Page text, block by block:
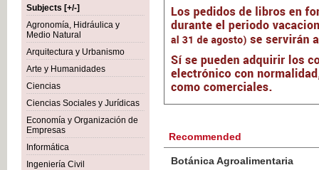
Subjects [+/-]
Agronomía, Hidráulica y
Medio Natural
Arquitectura y Urbanismo
Arte y Humanidades
Ciencias
Ciencias Sociales y Jurídicas
Economía y Organización de
Empresas
Informática
Ingeniería Civil
Recommended
Botánica Agroalimentaria